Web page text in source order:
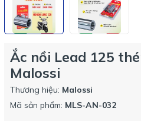
Ắc nồi Lead 125
Malossi
Thương hiệu: Malossi
Mã sản phẩm: MLS-AN-032